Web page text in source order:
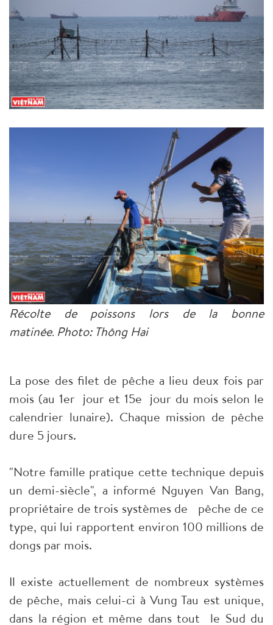
Récolte de poissons lors de la bonne
matinée. Photo: Thông Hai
La pose des filet de pêche a lieu deux fois par
mois (au 1er jour et 15e jour du mois selon le
calendrier lunaire). Chaque mission de pêche
dure 5 jours.
"Notre famille pratique cette technique depuis
un demi-siècle", a informé Nguyen Van Bang,
propriétaire de trois systèmes de pêche de ce
type, qui lui rapportent environ 100 millions de
dongs par mois.
Il existe actuellement de nombreux systèmes
de pêche, mais celui-ci à Vung Tau est unique,
dans la région et même dans tout le Sud du